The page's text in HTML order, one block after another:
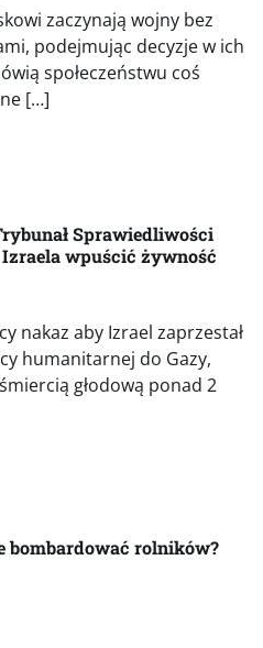
zaczynają wojny bez
podejmując decyzje w ich
społeczeństwu coś
[…]
Sprawiedliwości
wpuścić żywność
nakaz aby Izrael zaprzestał
humanitarnej do Gazy,
głodową ponad 2
bombardować rolników?